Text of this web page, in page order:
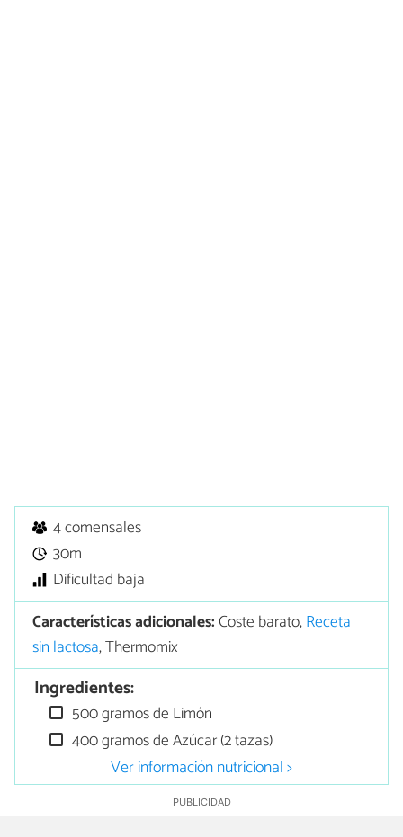
4 comensales
30m
Dificultad baja
Características adicionales:Coste barato,Receta
sin lactosa, Thermomix
Ingredientes:
500 gramos de Limón
400 gramos de Azúcar (2 tazas)
Ver información nutricional >